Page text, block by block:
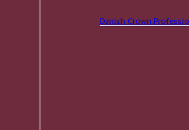
Danish Crown